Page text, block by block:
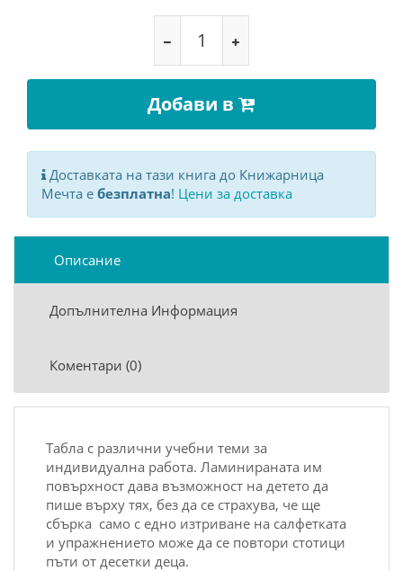
Добави в
Доставката на тази книга до Книжарница
Мечта е безплатна! Цени за доставка
Описание
Допълнителна Информация
Коментари (0)
Табла с различни учебни теми за
индивидуална работа. Ламинираната им
повърхност дава възможност на детето да
пише върху тях, без да се страхува, че ще
сбърка ­ само с едно изтриване на салфетката
и упражнението може да се повтори стотици
пъти от десетки деца.